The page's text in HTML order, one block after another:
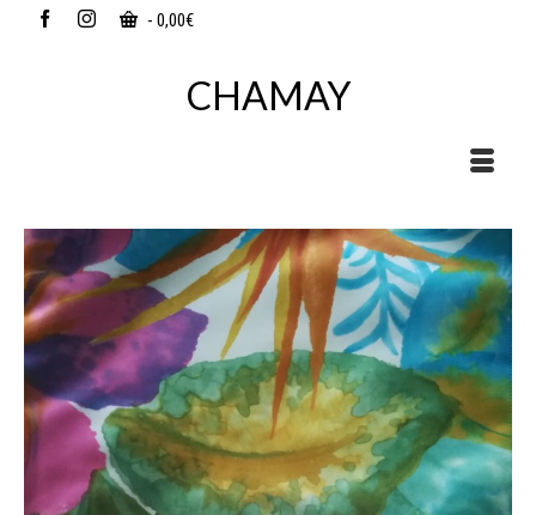
- 0,00€
CHAMAY